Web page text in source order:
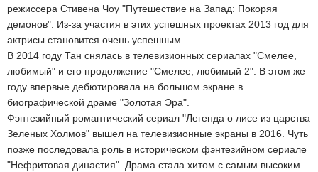
режиссера Стивена Чоу "Путешествие на Запад: Покоряя
демонов". Из-за участия в этих успешных проектах 2013 год для
актрисы становится очень успешным.
В 2014 году Тан снялась в телевизионных сериалах "Смелее,
любимый" и его продолжение "Смелее, любимый 2". В этом же
году впервые дебютировала на большом экране в
биографической драме "Золотая Эра".
Фэнтезийный романтический сериал "Легенда о лисе из царства
Зеленых Холмов" вышел на телевизионные экраны в 2016. Чуть
позже последовала роль в историческом фэнтезийном сериале
"Нефритовая династия". Драма стала хитом с самым высоким